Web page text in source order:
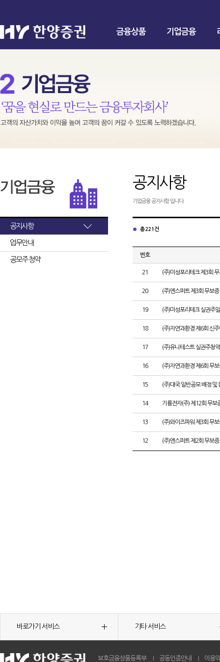
금융상품 기업금융
공지사항
업무안내
공모주 청약
공지사항
기업금융 공지사항 입니다.
총 221건
번호
21 (주)미성포리테크 제3회
20 (주)엔스퍼트 제3회 무보
19 (주)미성포리테크 실권주
18 (주)자연과환경 제6회 신
17 (주)유니테스트 실권주청
16 (주)자연과환경 제6회 무
15 (주)대국 일반공모 배정 및
14 기륭전자(주) 제12회 무보
13 (주)와이즈파워 제3회 무
12 (주)엔스퍼트 제2회 무보
바로가기 서비스 기타 서비스
보호금융상품등록부 공동인증안내 이용